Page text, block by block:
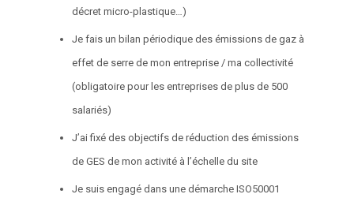
décret micro-plastique…)
Je fais un bilan périodique des émissions de gaz à
effet de serre de mon entreprise / ma collectivité
(obligatoire pour les entreprises de plus de 500
salariés)
J’ai fixé des objectifs de réduction des émissions
de GES de mon activité à l’échelle du site
Je suis engagé dans une démarche ISO50001